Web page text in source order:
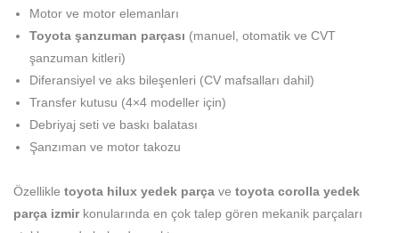
Motor ve motor elemanları
Toyota şanzuman parçası (manuel, otomatik ve CVT
şanzuman kitleri)
Diferansiyel ve aks bileşenleri (CV mafsalları dahil)
Transfer kutusu (4×4 modeller için)
Debriyaj seti ve baskı balatası
Şanzıman ve motor takozu
Özellikle toyota hilux yedek parça ve toyota corolla yedek
parça izmirkonularında en çok talep gören mekanik parçaları